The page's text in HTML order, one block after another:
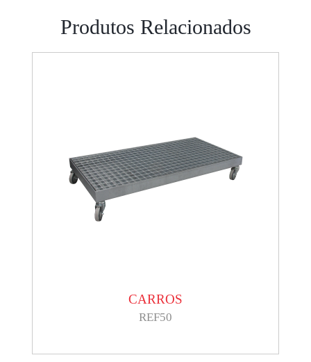
Produtos Relacionados
CARROS
REF50